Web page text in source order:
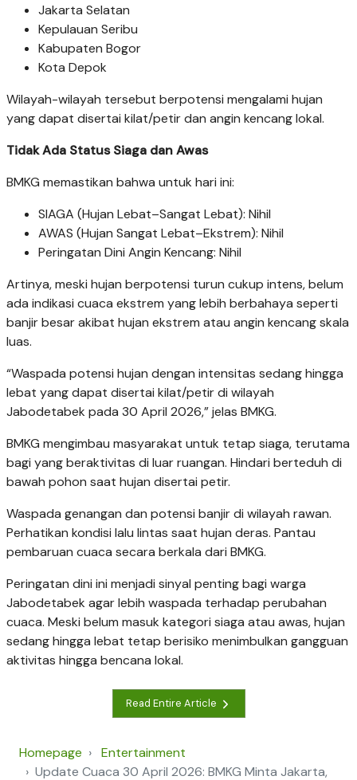
Jakarta Selatan
Kepulauan Seribu
Kabupaten Bogor
Kota Depok
Wilayah-wilayah tersebut berpotensi mengalami hujan
yang dapat disertai kilat/petir dan angin kencang lokal.
Tidak Ada Status Siaga dan Awas
BMKG memastikan bahwa untuk hari ini:
SIAGA (Hujan Lebat–Sangat Lebat): Nihil
AWAS (Hujan Sangat Lebat–Ekstrem): Nihil
Peringatan Dini Angin Kencang: Nihil
Artinya, meski hujan berpotensi turun cukup intens, belum
ada indikasi cuaca ekstrem yang lebih berbahaya seperti
banjir besar akibat hujan ekstrem atau angin kencang skala
luas.
“Waspada potensi hujan dengan intensitas sedang hingga
lebat yang dapat disertai kilat/petir di wilayah
Jabodetabek pada 30 April 2026,” jelas BMKG.
BMKG mengimbau masyarakat untuk tetap siaga, terutama
bagi yang beraktivitas di luar ruangan. Hindari berteduh di
bawah pohon saat hujan disertai petir.
Waspada genangan dan potensi banjir di wilayah rawan.
Perhatikan kondisi lalu lintas saat hujan deras. Pantau
pembaruan cuaca secara berkala dari BMKG.
Peringatan dini ini menjadi sinyal penting bagi warga
Jabodetabek agar lebih waspada terhadap perubahan
cuaca. Meski belum masuk kategori siaga atau awas, hujan
sedang hingga lebat tetap berisiko menimbulkan gangguan
aktivitas hingga bencana lokal.
Read Entire Article
Homepage
Entertainment
Update Cuaca 30 April 2026: BMKG Minta Jakarta,